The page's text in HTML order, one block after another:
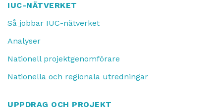
IUC-NÄTVERKET
Så jobbar IUC-nätverket
Analyser
Nationell projektgenomförare
Nationella och regionala utredningar
UPPDRAG OCH PROJEKT